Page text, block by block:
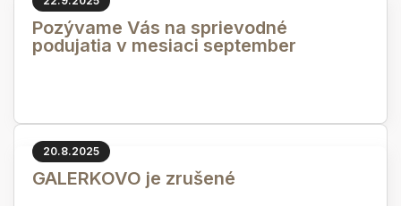
Pozývame Vás na sprievodné
podujatia v mesiaci september
20.8.2025
GALERKOVO je zrušené